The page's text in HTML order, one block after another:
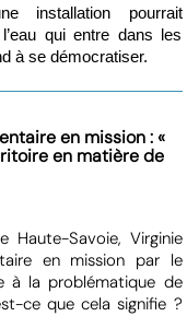
installation pourrait
qui entre dans les
à se démocratiser.
en mission : «
en matière de
Savoie, Virginie
en mission par le
à la problématique de
ce que cela signifie ?